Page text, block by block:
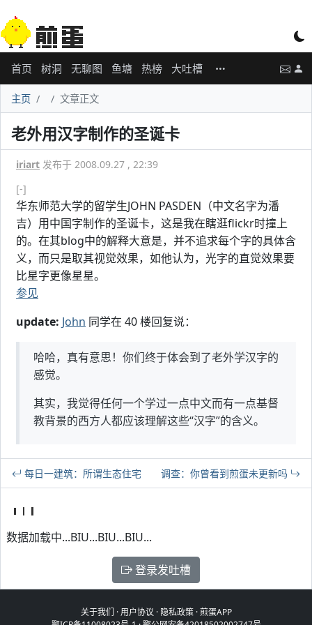
首页 树洞 无聊图 鱼塘 热榜 大吐槽
主页 文章正文
老外用汉字制作的圣诞卡
iriart 发布于 2008.09.27 , 22:39
[-]
华东师范大学的留学生JOHN PASDEN（中文名字为潘
吉）用中国字制作的圣诞卡，这是我在瞎逛flickr时撞上
的。在其blog中的解释大意是，并不追求每个字的具体含
义，而只是取其视觉效果，如他认为，光字的直觉效果要
比星字更像星星。
参见
update: John 同学在 40 楼回复说：
哈哈，真有意思！你们终于体会到了老外学汉字的
感觉。
其实，我觉得任何一个学过一点中文而有一点基督
教背景的西方人都应该理解这些“汉字”的含义。
每日一建筑：所谓生态住宅 调查：你曾看到煎蛋未更新吗
数据加载中...BIU...BIU...BIU...
登录发吐槽
关于我们 ·用户协议 · 隐私政策·煎蛋APP